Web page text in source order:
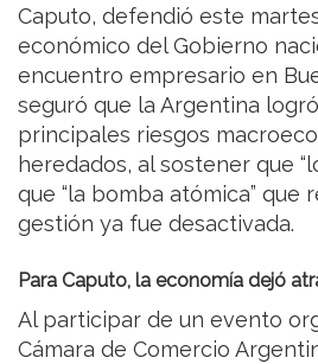
Caputo, defendió este
económico del Gobierno
encuentro empresario en
seguró que la Argentina
principales riesgos
heredados, al sostener que
que “la bomba atómica” que
gestión ya fue desactivada.
Para Caputo, la economía dejó
Al participar de un evento
Cámara de Comercio